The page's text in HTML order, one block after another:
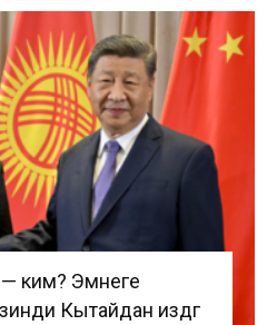
ким? Эмнеге
Кытайдан издөөгө